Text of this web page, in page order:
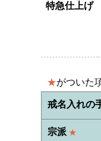
特急仕上げ
★がついた
戒名入れの
宗派 ★